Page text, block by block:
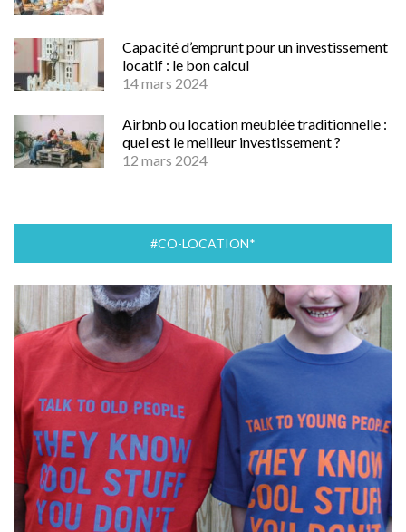
Capacité d’emprunt pour un investissement
locatif : le bon calcul
14 mars 2024
Airbnb ou location meublée traditionnelle :
quel est le meilleur investissement ?
12 mars 2024
#CO-LOCATION*